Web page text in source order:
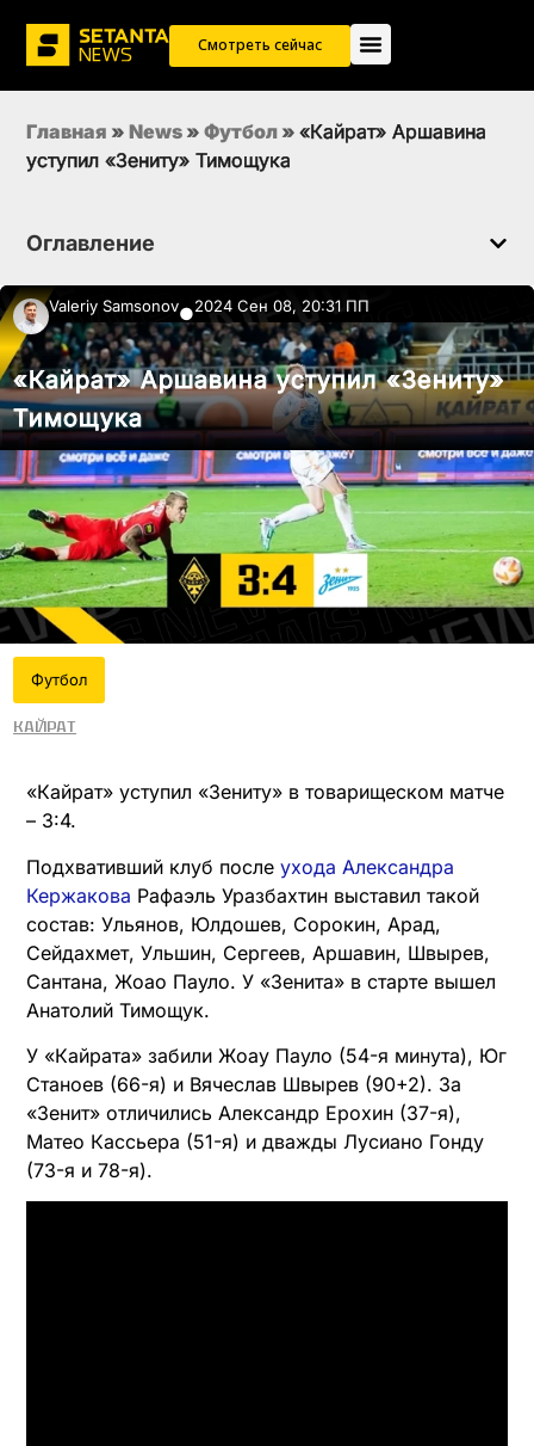
Смотреть сейчас
Главная » News » Футбол » «Кайрат» Аршавина
уступил «Зениту» Тимощука
Оглавление
Valeriy Samsonov●2024 Сен 08, 20:31 ПП
«Кайрат» Аршавина уступил «Зениту»
Тимощука
Футбол
Кайрат
«Кайрат» уступил «Зениту» в товарищеском матче
– 3:4.
Подхвативший клуб после ухода Александра
Кержакова Рафаэль Уразбахтин выставил такой
состав: Ульянов, Юлдошев, Сорокин, Арад,
Сейдахмет, Ульшин, Сергеев, Аршавин, Швырев,
Сантана, Жоао Пауло. У «Зенита» в старте вышел
Анатолий Тимощук.
У «Кайрата» забили Жоау Пауло (54-я минута), Юг
Станоев (66-я) и Вячеслав Швырев (90+2). За
«Зенит» отличились Александр Ерохин (37-я),
Матео Кассьера (51-я) и дважды Лусиано Гонду
(73-я и 78-я).